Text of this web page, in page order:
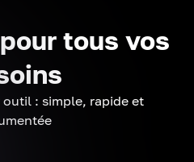
tous vos
outil : simple, rapide et